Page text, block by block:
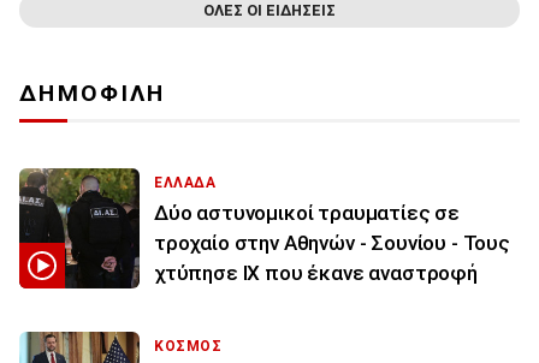
ΟΛΕΣ ΟΙ ΕΙΔΗΣΕΙΣ
ΔΗΜΟΦΙΛΗ
ΕΛΛΑΔΑ
Δύο αστυνομικοί τραυματίες σε
τροχαίο στην Αθηνών - Σουνίου - Τους
χτύπησε ΙΧ που έκανε αναστροφή
ΚΟΣΜΟΣ